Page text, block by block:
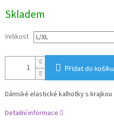
cena:
Skladem
Velikost
Přidat do košíku
Dámské elastické kalhotky s krajkou
Detailní informace